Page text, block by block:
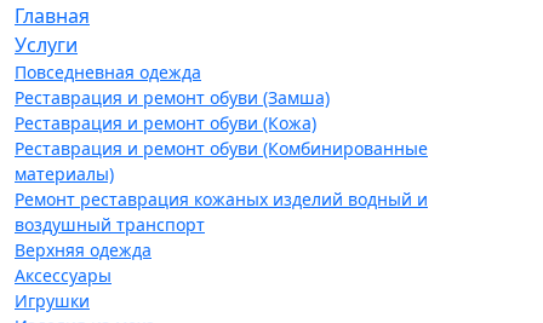
Главная
Услуги
Повседневная одежда
Реставрация и ремонт обуви (Замша)
Реставрация и ремонт обуви (Кожа)
Реставрация и ремонт обуви (Комбинированные
материалы)
Ремонт реставрация кожаных изделий водный и
воздушный транспорт
Верхняя одежда
Аксессуары
Игрушки